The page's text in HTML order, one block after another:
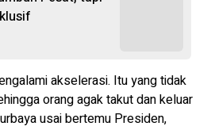
akselerasi. Itu yang tidak
orang agak takut dan keluar
usai bertemu Presiden,